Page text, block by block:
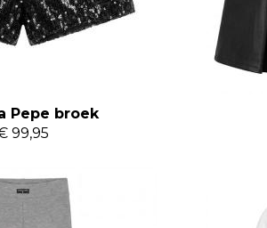
Pepe broek
99,95